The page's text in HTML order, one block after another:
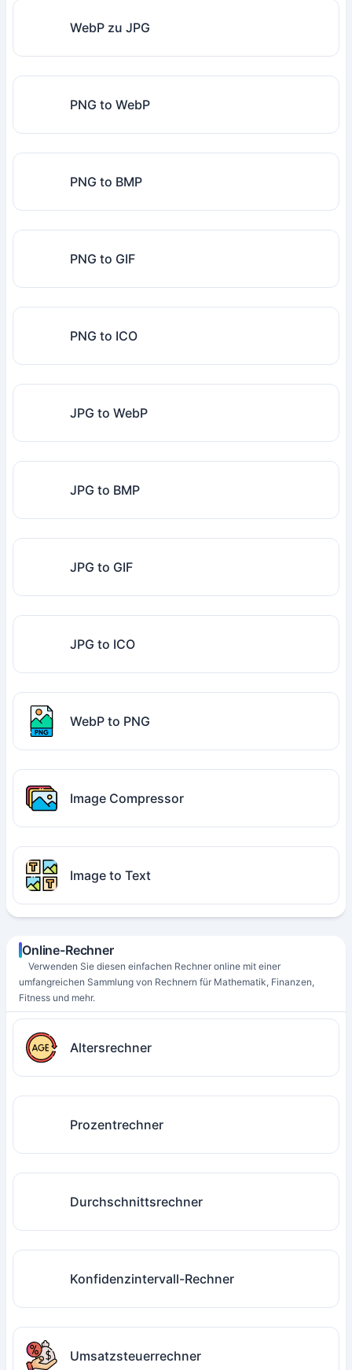
WebP zu JPG
PNG to WebP
PNG to BMP
PNG to GIF
PNG to ICO
JPG to WebP
JPG to BMP
JPG to GIF
JPG to ICO
WebP to PNG
Image Compressor
Image to Text
Online-Rechner
Verwenden Sie diesen einfachen Rechner online mit einer
umfangreichen Sammlung von Rechnern für Mathematik, Finanzen,
Fitness und mehr.
Altersrechner
Prozentrechner
Durchschnittsrechner
Konfidenzintervall-Rechner
Umsatzsteuerrechner